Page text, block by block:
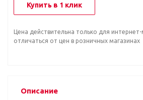
Купить в 1 клик
Цена действительна только для
отличаться от цен в розничных магазинах
Описание